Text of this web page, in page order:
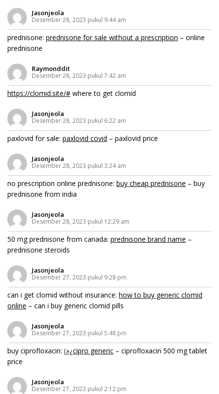
Jasonjeola
Desember 28, 2023 pukul 9:44 am
prednisone: prednisone for sale without a prescription – online
prednisone
Raymonddit
Desember 28, 2023 pukul 7:42 am
https://clomid.site/# where to get clomid
Jasonjeola
Desember 28, 2023 pukul 6:22 am
paxlovid for sale: paxlovid covid – paxlovid price
Jasonjeola
Desember 28, 2023 pukul 3:24 am
no prescription online prednisone: buy cheap prednisone – buy
prednisone from india
Jasonjeola
Desember 28, 2023 pukul 12:29 am
50 mg prednisone from canada: prednisone brand name –
prednisone steroids
Jasonjeola
Desember 27, 2023 pukul 9:28 pm
can i get clomid without insurance: how to buy generic clomid
online – can i buy generic clomid pills
Jasonjeola
Desember 27, 2023 pukul 5:48 pm
buy ciprofloxacin: ï»¿cipro generic – ciprofloxacin 500 mg tablet
price
Jasonjeola
Desember 27, 2023 pukul 2:12 pm